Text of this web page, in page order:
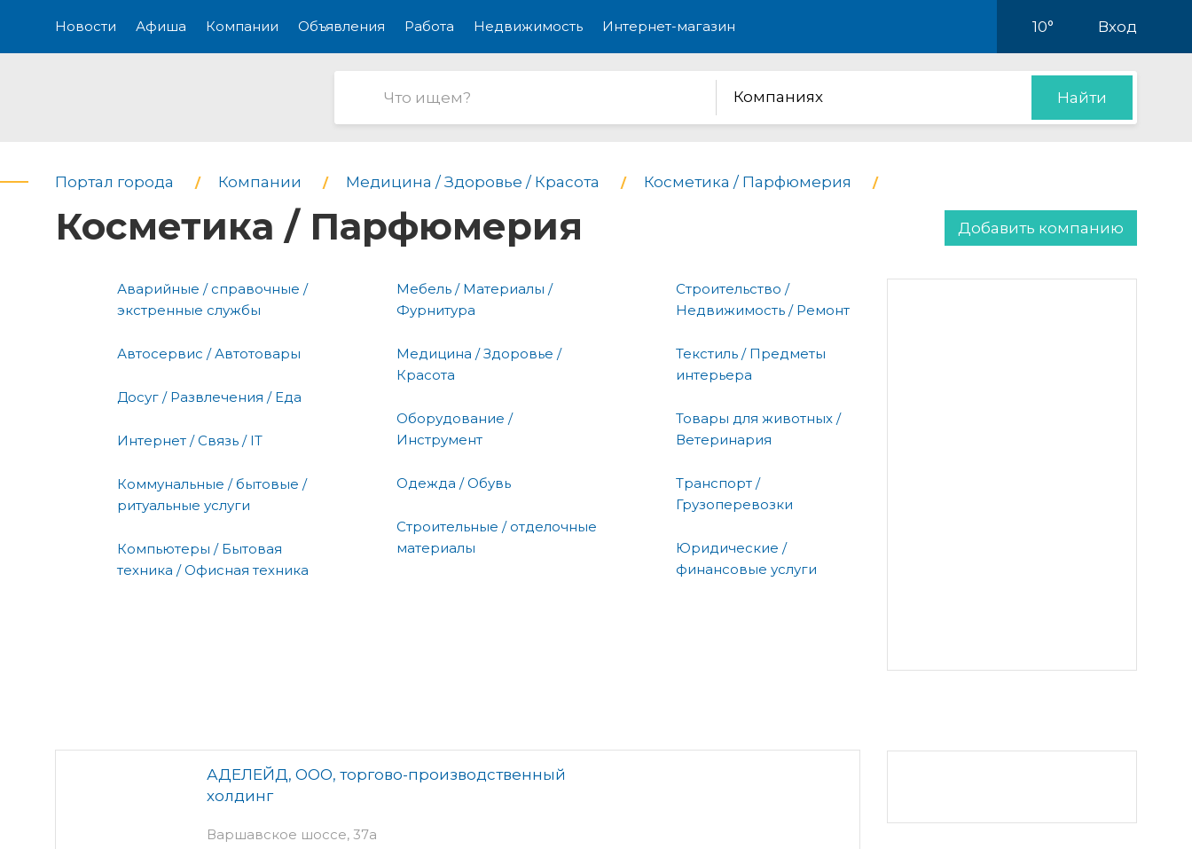
Новости Афиша Компании Объявления Работа Недвижимость Интернет-магазин 10° Вход
Компаниях Найти
Портал города Компании Медицина / Здоровье / Красота Косметика / Парфюмерия
Косметика / Парфюмерия Добавить компанию
Аварийные / справочные /
экстренные службы
Автосервис / Автотовары
Досуг / Развлечения / Еда
Интернет / Связь / IT
Коммунальные / бытовые /
ритуальные услуги
Компьютеры / Бытовая
техника / Офисная техника
Мебель / Материалы /
Фурнитура
Медицина / Здоровье /
Красота
Оборудование /
Инструмент
Одежда / Обувь
Строительные / отделочные
материалы
Строительство /
Недвижимость / Ремонт
Текстиль / Предметы
интерьера
Товары для животных /
Ветеринария
Транспорт /
Грузоперевозки
Юридические /
финансовые услуги
АДЕЛЕЙД, ООО, торгово-производственный
холдинг
Варшавское шоссе, 37а